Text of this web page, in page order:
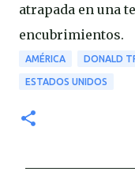
atrapada en una
encubrimientos.
AMÉRICA DONALD
ESTADOS UNIDOS